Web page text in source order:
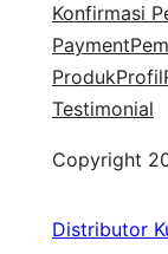
Konfirmasi
Payment
ProdukProfil
Testimonial
Copyright
Distributor